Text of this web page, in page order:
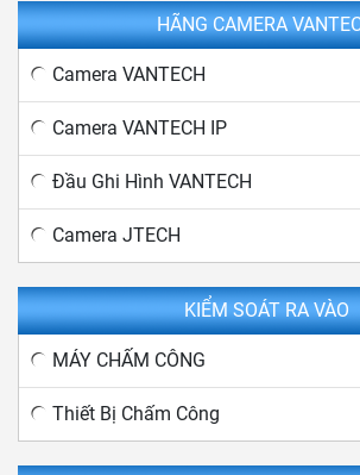
HÃNG CAMERA
Camera VANTECH
Camera VANTECH IP
Đầu Ghi Hình VANTECH
Camera JTECH
KIỂM SOÁT RA VÀO
MÁY CHẤM CÔNG
Thiết Bị Chấm Công